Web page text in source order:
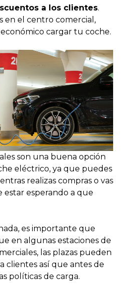
a los clientes.
en el centro comercial,
cargar tu coche.
son una buena opción
eléctrico, ya que puedes
realizas compras o vas
estar esperando a que
es importante que
en algunas estaciones de
las plazas pueden
clientes así que antes de
políticas de carga.